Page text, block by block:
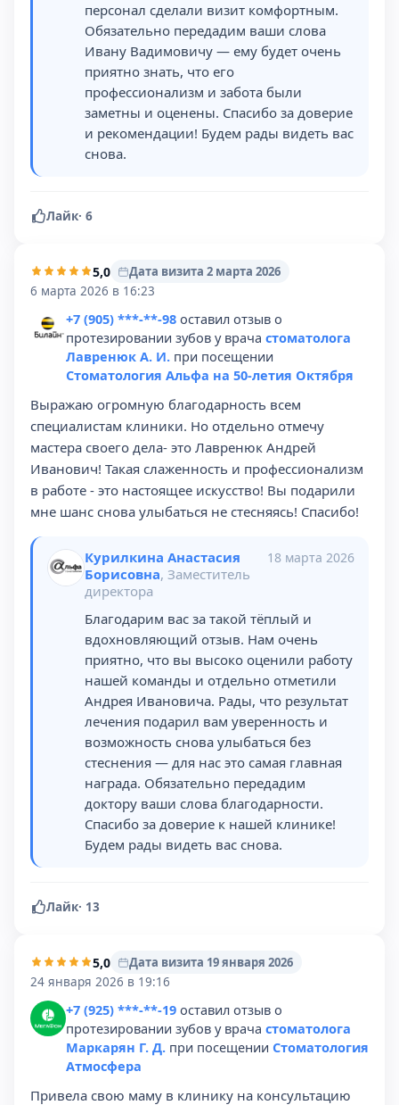
персонал сделали визит комфортным.
Обязательно передадим ваши слова
Ивану Вадимовичу — ему будет очень
приятно знать, что его
профессионализм и забота были
заметны и оценены. Спасибо за доверие
и рекомендации! Будем рады видеть вас
снова.
Лайк· 6
5,0
Дата визита 2 марта 2026
6 марта 2026 в 16:23
+7 (905) ***-**-98 оставил отзыв о
протезировании зубов у врача стоматолога
Лавренюк А. И. при посещении
Стоматология Альфа на 50-летия Октября
Выражаю огромную благодарность всем
специалистам клиники. Но отдельно отмечу
мастера своего дела- это Лавренюк Андрей
Иванович! Такая слаженность и профессионализм
в работе - это настоящее искусство! Вы подарили
мне шанс снова улыбаться не стесняясь! Спасибо!
Курилкина Анастасия
Борисовна, Заместитель
директора
18 марта 2026
Благодарим вас за такой тёплый и
вдохновляющий отзыв. Нам очень
приятно, что вы высоко оценили работу
нашей команды и отдельно отметили
Андрея Ивановича. Рады, что результат
лечения подарил вам уверенность и
возможность снова улыбаться без
стеснения — для нас это самая главная
награда. Обязательно передадим
доктору ваши слова благодарности.
Спасибо за доверие к нашей клинике!
Будем рады видеть вас снова.
Лайк· 13
5,0
Дата визита 19 января 2026
24 января 2026 в 19:16
+7 (925) ***-**-19 оставил отзыв о
протезировании зубов у врача стоматолога
Маркарян Г. Д. при посещении Стоматология
Атмосфера
Привела свою маму в клинику на консультацию